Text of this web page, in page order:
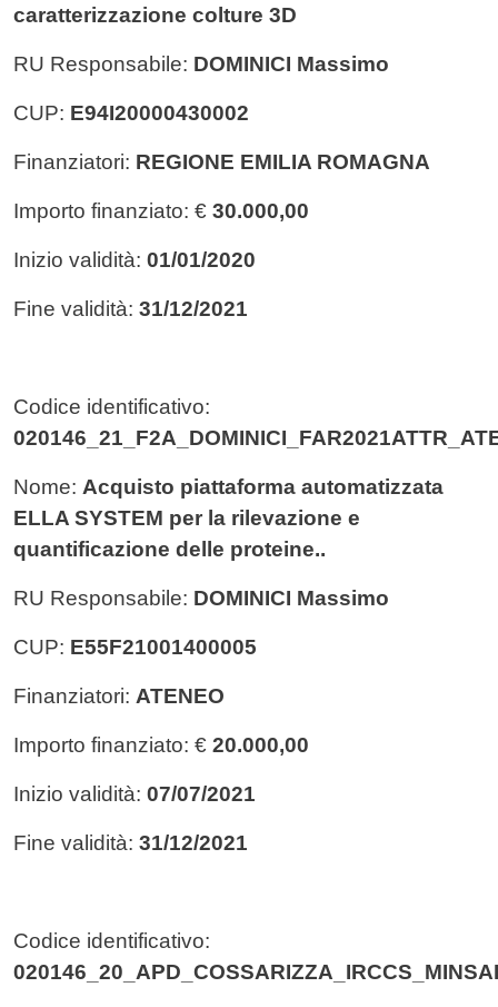
caratterizzazione colture 3D
RU Responsabile: DOMINICI Massimo
CUP: E94I20000430002
Finanziatori: REGIONE EMILIA ROMAGNA
Importo finanziato: € 30.000,00
Inizio validità: 01/01/2020
Fine validità: 31/12/2021
Codice identificativo:
Nome: Acquisto piattaforma automatizzata
ELLA SYSTEM per la rilevazione e
quantificazione delle proteine..
RU Responsabile: DOMINICI Massimo
CUP: E55F21001400005
Finanziatori: ATENEO
Importo finanziato: € 20.000,00
Inizio validità: 07/07/2021
Fine validità: 31/12/2021
Codice identificativo: